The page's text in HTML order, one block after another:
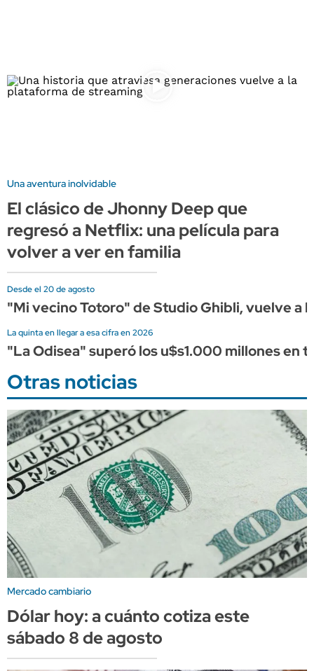
Una aventura inolvidable
El clásico de Jhonny Deep que
regresó a Netflix: una película para
volver a ver en familia
Desde el 20 de agosto
"Mi vecino Totoro" de Studio Ghibli, vuelve a
La quinta en llegar a esa cifra en 2026
"La Odisea" superó los u$s1.000 millones en
Otras noticias
Mercado cambiario
Dólar hoy: a cuánto cotiza este
sábado 8 de agosto